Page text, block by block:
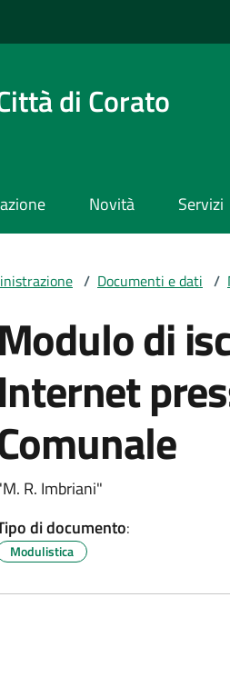
di Corato
Novità Servizi
/ Documenti e dati /
Modulo di
Internet
R. Imbriani"
di documento:
Modulistica